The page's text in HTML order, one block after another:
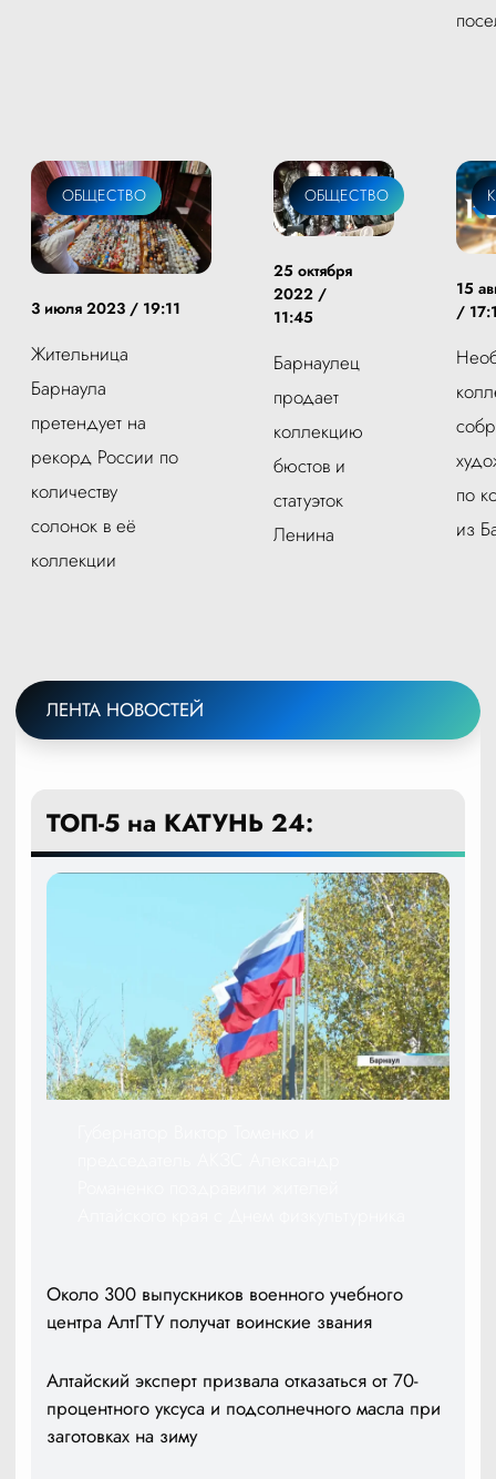
ОБЩЕСТВО
3 июля 2023 / 19:11
Жительница
Барнаула
претендует на
рекорд России по
количеству
солонок в её
коллекции
ОБЩЕСТВО
25 октября
2022 /
11:45
Барнаулец
продает
коллекцию
бюстов и
статуэток
Ленина
15
/
по
из
ЛЕНТА НОВОСТЕЙ
ТОП-5 на КАТУНЬ 24:
Около 300 выпускников военного учебного
центра АлтГТУ получат воинские звания
Алтайский эксперт призвала отказаться от 70-
процентного уксуса и подсолнечного масла при
заготовках на зиму